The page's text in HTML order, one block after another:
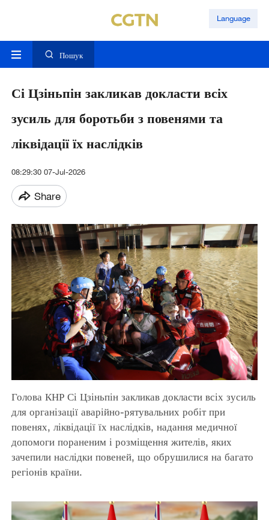
Language
Пошук
Сі Цзіньпін закликав докласти всіх
зусиль для боротьби з повенями та
ліквідації їх наслідків
08:29:30 07-Jul-2026
Share
Голова КНР Сі Цзіньпін закликав докласти всіх зусиль
для організації аварійно-рятувальних робіт при
повенях, ліквідації їх наслідків, надання медичної
допомоги пораненим і розміщення жителів, яких
зачепили наслідки повеней, що обрушилися на багато
регіонів країни.